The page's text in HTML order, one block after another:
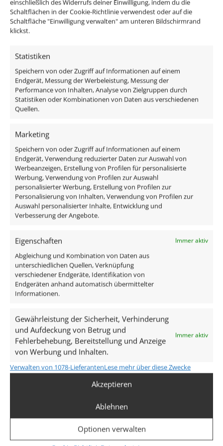
einschließlich des Widerrufs deiner Einwilligung, indem du die
Schaltflächen in der Cookie-Richtlinie verwendest oder auf die
Schaltfläche "Einwilligung verwalten" am unteren Bildschirmrand
klickst.
Statistiken
Speichern von oder Zugriff auf Informationen auf einem
Endgerät, Messung der Werbeleistung, Messung der
Performance von Inhalten, Analyse von Zielgruppen durch
Statistiken oder Kombinationen von Daten aus verschiedenen
Quellen.
Marketing
Speichern von oder Zugriff auf Informationen auf einem
Endgerät, Verwendung reduzierter Daten zur Auswahl von
Werbeanzeigen, Erstellung von Profilen für personalisierte
Werbung, Verwendung von Profilen zur Auswahl
personalisierter Werbung, Erstellung von Profilen zur
Personalisierung von Inhalten, Verwendung von Profilen zur
Auswahl personalisierter Inhalte, Entwicklung und
Verbesserung der Angebote.
Eigenschaften Immer aktiv
Abgleichung und Kombination von Daten aus
unterschiedlichen Quellen, Verknüpfung
verschiedener Endgeräte, Identifikation von
Endgeräten anhand automatisch übermittelter
Informationen.
Gewährleistung der Sicherheit, Verhinderung
und Aufdeckung von Betrug und
Fehlerbehebung, Bereitstellung und Anzeige
von Werbung und Inhalten.
Immer aktiv
Verwalten von 1078-LieferantenLese mehr über diese Zwecke
Akzeptieren
Ablehnen
Optionen verwalten
Funkdimmer
Zigbee / Philips Hue
Das enthaltene Leuchtmittel verfügt über edles
Milchglas, ist austauschbar und ist direkt
anschlussfertig an 230V, da alle benötigten
Komponenten des Strahlers im Lieferumfang
enthalten sind:
1x Bad Einbaurahmen Forma Aqua IP44
1x ultra flaches LED-Modul 7W 1800-3000K 120°
Technische Daten
Gesamtmaße
Lochausschnitt Ø
60–68mm
Spannung (V)